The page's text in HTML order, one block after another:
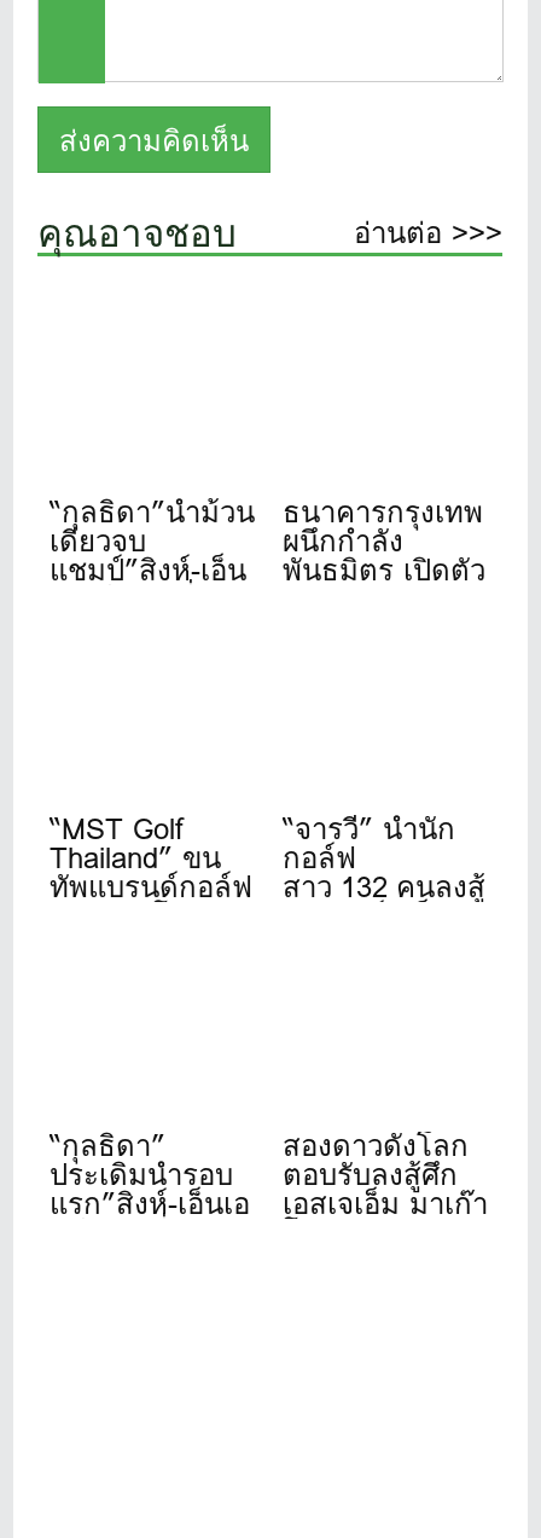
คุณอาจชอบ อ่านต่อ >>>
“กุลธิดา”นำม้วน
เดียวจบ
แชมป์”สิงห์-เอ็น
เอสดีเอฟ”ที่เดอะ
ธนาคารกรุงเทพ
ผนึกกำลัง
พันธมิตร เปิดตัว
“MST Golf
Thailand” ขน
ทัพแบรนด์กอล์ฟ
ดังระดับโลก
“จารวี” นำนัก
กอล์ฟ
สาว 132 คนลงสู้
ศึก”สิงห์- เอ็นเอ
“กุลธิดา”
ประเดิมนำรอบ
แรก”สิงห์-เอ็นเอ
สดีเอฟ”ที่เดอะ
สองดาวดังโลก
ตอบรับลงสู้ศึก
เอสเจเอ็ม มาเก๊า
โอเพ่น 2026